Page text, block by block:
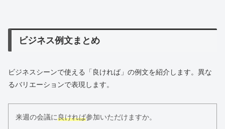
ビジネス例文まとめ
ビジネスシーンで使える「良ければ」の例文を紹介します。異な
るバリエーションで表現します。
来週の会議に良ければ参加いただけますか。